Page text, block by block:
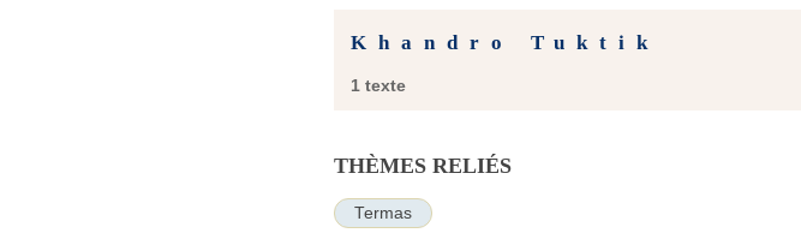
Khandro Tuktik
1 texte
THÈMES RELIÉS
Termas